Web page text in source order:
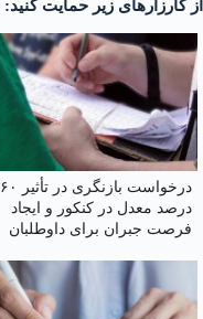
از کارزارهای زیر حمایت کنید:
درخواست بازنگری در تأثیر ۶۰
درصد معدل در کنکور و ایجاد
فرصت جبران برای داوطلبان